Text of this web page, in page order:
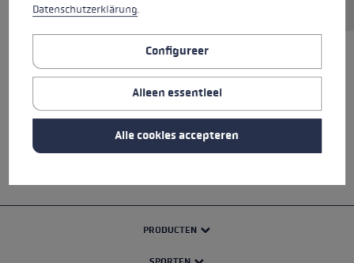
ALLE SPECIFICATIES
VEILIGHEIDSINSTRUCTIES
PRODUCTEN
Datenschutzerklärung.
Configureer
Alleen essentieel
Alle cookies accepteren